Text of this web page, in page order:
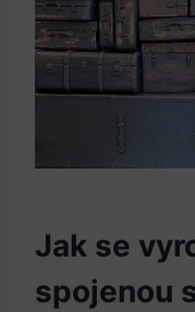
Jak se
spojenou